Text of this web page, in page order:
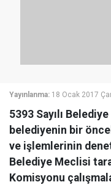
Yayınlanma: 18 Ocak 2017
5393 Sayılı
belediyenin bir
ve işlemlerinin
Belediye Meclisi
Komisyonu